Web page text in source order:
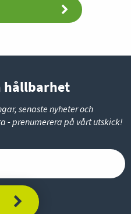
hållbarhet
senaste nyheter och
- prenumerera på vårt utskick!